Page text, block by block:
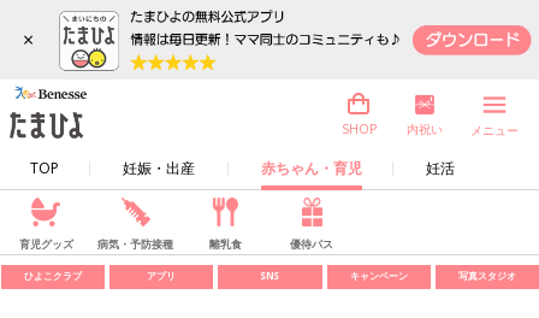
×
TOP 妊娠・出産 赤ちゃん・育児 妊活
SHOP 内祝い メニュー
育児グッズ 病気・予防接種 離乳食 優待パス
ひよこクラブ アプリ SNS キャンペーン 写真スタジオ